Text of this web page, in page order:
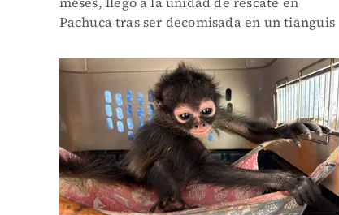
Pachuca tras ser decomisada en un tianguis